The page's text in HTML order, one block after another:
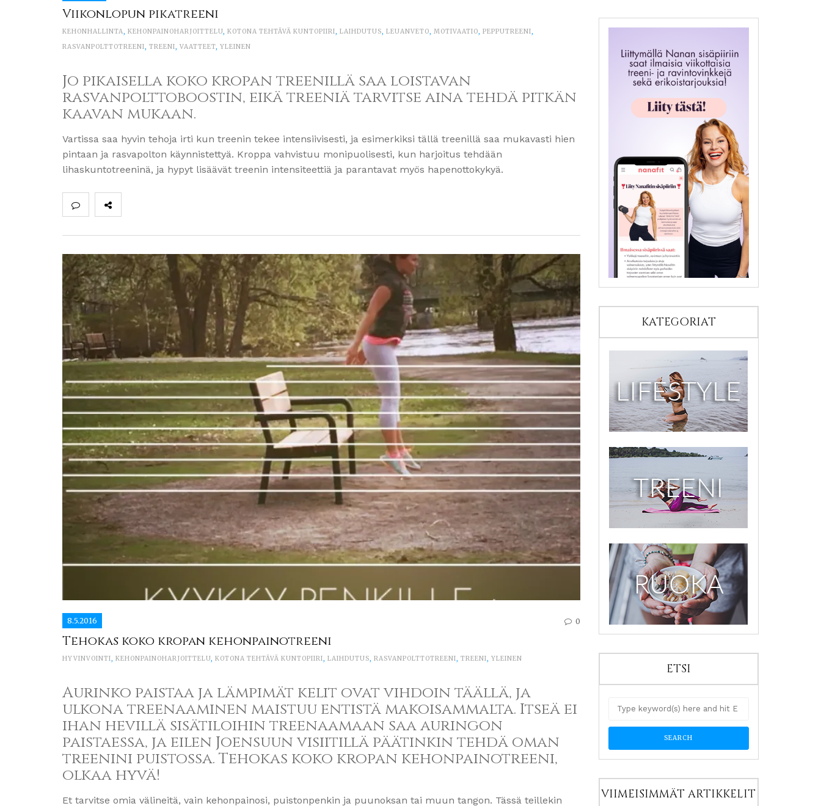
Viikonlopun pikatreeni
KEHONHALLINTA KEHONPAINOHARJOITTELU KOTONA TEHTÄVÄ KUNTOPIIRI LAIHDUTUS LEUANVETO MOTIVAATIO PEPPUTREENI
RASVANPOLTTOTREENI
TREENI VAATTEET YLEINEN
Jo pikaisella koko kropan treenillä saa loistavan
rasvanpolttoboostin, eikä treeniä tarvitse aina tehdä pitkän
kaavan mukaan.
Vartissa saa hyvin tehoja irti kun treenin tekee intensiivisesti, ja esimerkiksi tällä treenillä saa mukavasti hien
pintaan ja rasvapolton käynnistettyä. Kroppa vahvistuu monipuolisesti, kun harjoitus tehdään
lihaskuntotreeninä, ja hypyt lisäävät treenin intensiteettiä ja parantavat myös hapenottokykyä.
8.5.2016 0
Tehokas koko kropan kehonpainotreeni
HYVINVOINTI, KEHONPAINOHARJOITTELU, KOTONA TEHTÄVÄ KUNTOPIIRI, LAIHDUTUS, RASVANPOLTTOTREENI, TREENI, YLEINEN
Aurinko paistaa ja lämpimät kelit ovat vihdoin täällä, ja
ulkona treenaaminen maistuu entistä makoisammalta. Itseä ei
ihan hevillä sisätiloihin treenaamaan saa auringon
paistaessa, ja eilen Joensuun visiitillä päätinkin tehdä oman
treenini puistossa. Tehokas koko kropan kehonpainotreeni,
olkaa hyvä!
Et tarvitse omia välineitä, vain kehonpainosi, puistonpenkin ja puunoksan tai muun tangon. Tässä teillekin
KATEGORIAT
ETSI
VIIMEISIMMÄT ARTIKKELIT